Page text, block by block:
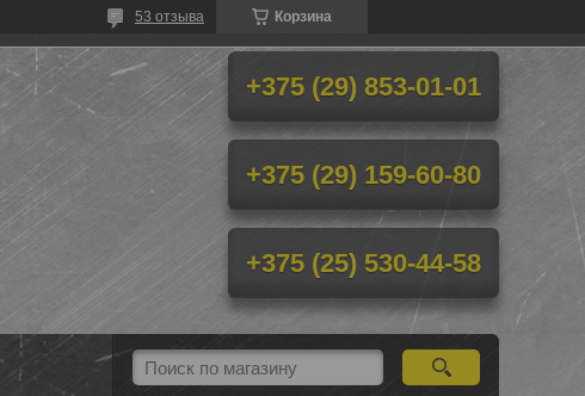
Корзина
53 отзыва
+375 (29) 853-01-01
+375 (29) 159-60-80
+375 (25) 530-44-58